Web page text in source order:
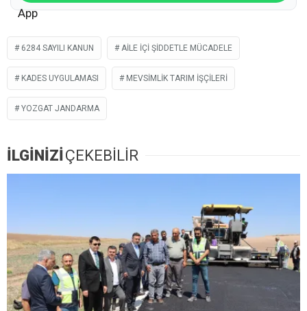
6284 SAYILI KANUN AILE IÇI ŞIDDETLE MÜCADELE
KADES UYGULAMASI MEVSIMLIK TARIM IŞÇILERI
YOZGAT JANDARMA
İLGİNİZİ ÇEKEBİLİR